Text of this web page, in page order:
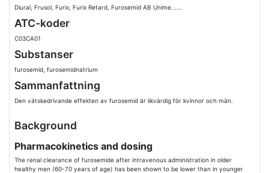
Diural, Frusol, Furix, Furix Retard, Furosemid AB Unime......
ATC-koder
C03CA01
Substanser
furosemid, furosemidnatrium
Sammanfattning
Den vätskedrivande effekten av furosemid är likvärdig för kvinnor och män.
Background
Pharmacokinetics and dosing
The renal clearance of furosemide after intravenous administration in older
healthy men (60-70 years of age) has been shown to be lower than in younger